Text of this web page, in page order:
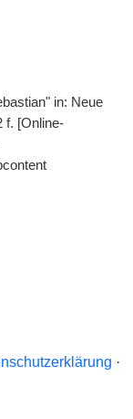
in: Neue
f. [Online-
·